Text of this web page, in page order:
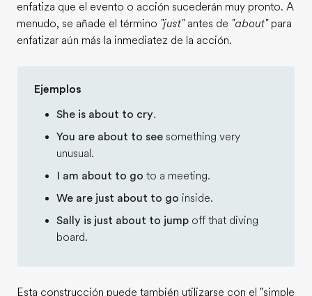
enfatiza que el evento o acción sucederán muy pronto. A
menudo, se añade el término "just"antes de "about"para
enfatizar aún más la inmediatez de la acción.
Ejemplos
She is about to cry.
You are about to see something very
unusual.
I am about to go to a meeting.
We are just about to go inside.
Sally is just about to jump off that diving
board.
Esta construcción puede también utilizarse con el "simple